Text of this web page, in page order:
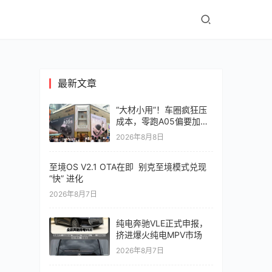
最新文章
“大材小用”！车圈疯狂压
成本，零跑A05偏要加价
值
2026年8月8日
至境OS V2.1 OTA在即 别克至境模式兑现
“快” 进化
2026年8月7日
纯电奔驰VLE正式申报，
挤进爆火纯电MPV市场
2026年8月7日